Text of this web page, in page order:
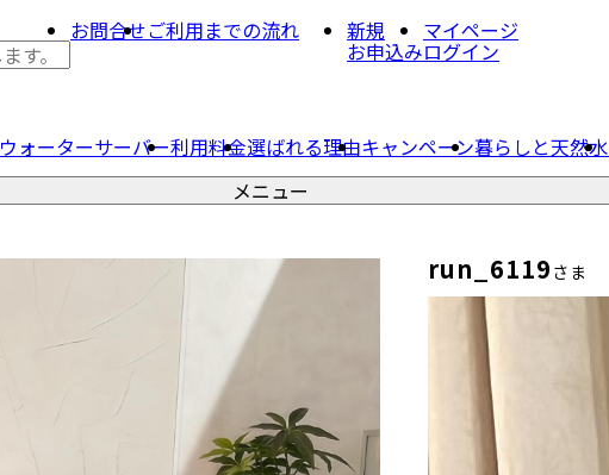
メニュー
ウォーターサーバー利用料金選ばれる理由キャンペーン暮らしと天然水
お問合せご利用までの流れ 新規
お申込み
マイページ
ログイン
run_6119 さま